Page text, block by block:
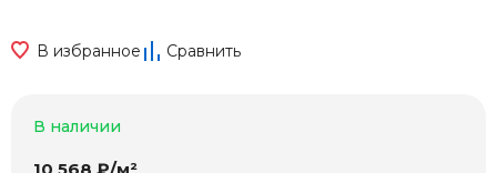
В избранное Сравнить
В наличии